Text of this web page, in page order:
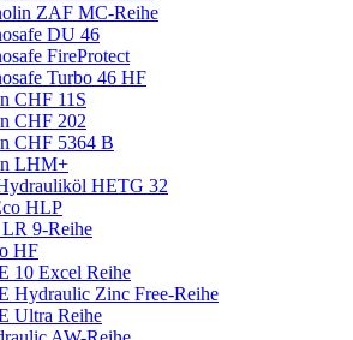
ZAF MC-Reihe
DU 46
FireProtect
Turbo 46 HF
CHF 11S
CHF 202
CHF 5364 B
LHM+
HETG 32
HLP
9-Reihe
HF
10 Excel Reihe
Hydraulic Zinc Free-Reihe
Ultra Reihe